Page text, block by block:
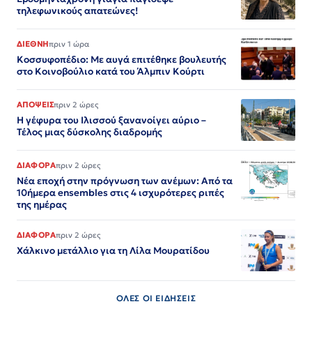
τηλεφωνικούς απατεώνες!
ΔΙΕΘΝΗπριν 1 ώρα
Κοσσυφοπέδιο: Με αυγά επιτέθηκε βουλευτής
στο Κοινοβούλιο κατά του Άλμπιν Κούρτι
ΑΠΟΨΕΙΣπριν 2 ώρες
Η γέφυρα του Ιλισσού ξανανοίγει αύριο –
Τέλος μιας δύσκολης διαδρομής
ΔΙΑΦΟΡΑπριν 2 ώρες
Νέα εποχή στην πρόγνωση των ανέμων: Από τα
10ήμερα ensembles στις 4 ισχυρότερες ριπές
της ημέρας
ΔΙΑΦΟΡΑπριν 2 ώρες
Χάλκινο μετάλλιο για τη Λίλα Μουρατίδου
ΟΛΕΣ ΟΙ ΕΙΔΗΣΕΙΣ